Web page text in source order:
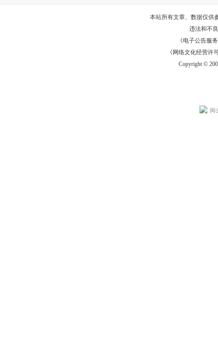
本站所有文章、数据仅供
违法和不
《电子公告服务
《网络文化经营许
Copyright ©
闽